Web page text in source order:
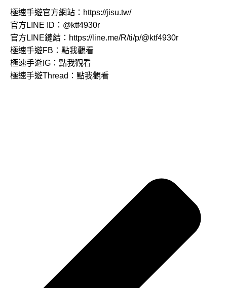
極速手遊官方網站： https://jisu.tw/
官方LINE ID： @ktf4930r
官方LINE鏈結： https://line.me/R/ti/p/@ktf4930r
極速手遊FB： 點我觀看
極速手遊IG： 點我觀看
極速手遊Thread： 點我觀看